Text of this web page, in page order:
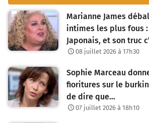
Marianne James
intimes les plus fous :
Japonais, et son truc
08 juillet 2026 à 17h30
Sophie Marceau
fioritures sur le
de dire que…
07 juillet 2026 à 18h10